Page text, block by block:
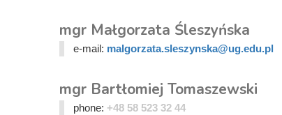
mgr Małgorzata Śleszyńska
e-mail: malgorzata.sleszynska@ug.edu.pl
mgr Bartłomiej Tomaszewski
phone: +48 58 523 32 44